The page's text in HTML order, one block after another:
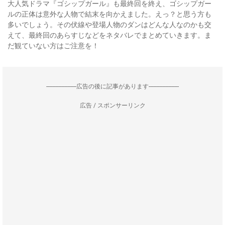
大人気ドラマ『ゴシップガール』も最終回を終え、ゴシップガー
ルの正体は意外な人物で結末を向かえました。えっ？と思う方も
多いでしょう。その伏線や登場人物のダンはどんな人なのかも交
えて、最終回のあらすじなどをネタバレでまとめていきます。ま
だ観ていない方はご注意を！
--------------------広告の後に記事があります--------------------
広告 / スポンサーリンク